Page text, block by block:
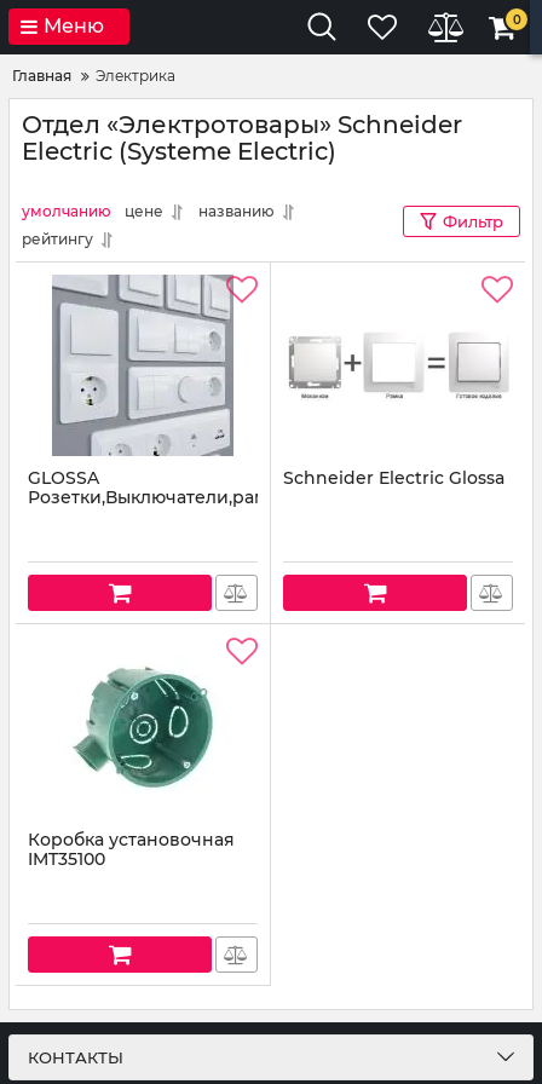
Меню 0
Главная Электрика
Отдел «Электротовары» Schneider
Electric (Systeme Electric)
умолчанию цене
названию
рейтингу
Фильтр
GLOSSA
Розетки,Выключатели,рамки
Schneider Electric Glossa
Коробка установочная
IMT35100
КОНТАКТЫ